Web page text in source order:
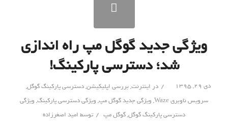
ویژگی جدید گوگل مپ راه اندازی
شد؛ دسترسی پارکینگ!
دی ۲۹, ۱۳۹۵ / در اینترنت,بررسی اپلیکیشن,دسترسی پارکینگ گوگل,
سرویس ناوبری Waze
, ویژگی جدید گوگل مپ, ویژگی دسترسی پارکینگ, ویژگی
دسترسی پارکینگ گوگل,گوگل مپ / توسط امید اصغرزاده